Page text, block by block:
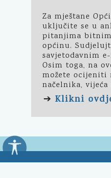
Za mještane
uključite se u
pitanjima bitnim
općinu.
savjetodavnim
Osim toga, na
možete ocijeniti
načelnika,
➔ Klikni